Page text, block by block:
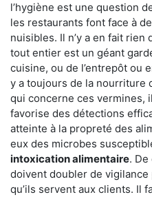
l’hygiène est une question
les restaurants font face à
nuisibles. Il n’y a en fait rien
tout entier est un géant
cuisine, ou de l’entrepôt ou
y a toujours de la nourriture
qui concerne ces vermines,
favorise des détections
atteinte à la propreté des
eux des microbes
intoxication alimentaire.
doivent doubler de
qu’ils servent aux clients. Il